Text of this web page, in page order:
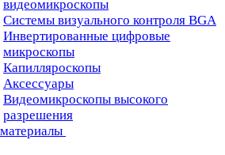
видеомикроскопы
Cистемы визуального контроля BGA
Инвертированные цифровые
микроскопы
Капилляроскопы
Аксессуары
Видеомикроскопы высокого
разрешения